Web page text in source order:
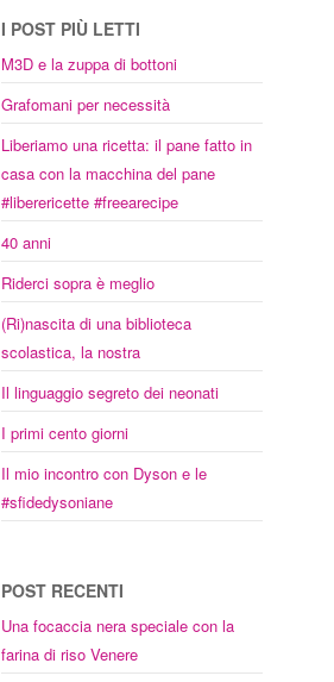
I POST PIÙ LETTI
M3D e la zuppa di bottoni
Grafomani per necessità
Liberiamo una ricetta: il pane fatto in
casa con la macchina del pane
#liberericette #freearecipe
40 anni
Riderci sopra è meglio
(Ri)nascita di una biblioteca
scolastica, la nostra
Il linguaggio segreto dei neonati
I primi cento giorni
Il mio incontro con Dyson e le
#sfidedysoniane
POST RECENTI
Una focaccia nera speciale con la
farina di riso Venere